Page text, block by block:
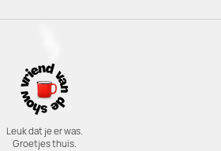
Leuk dat je er was.
Groetjes thuis.